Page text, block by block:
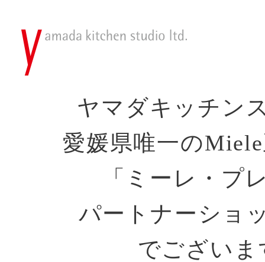
ヤマダキッチン
愛媛県唯一の
「ミーレ・プ
パートナーショ
でございま